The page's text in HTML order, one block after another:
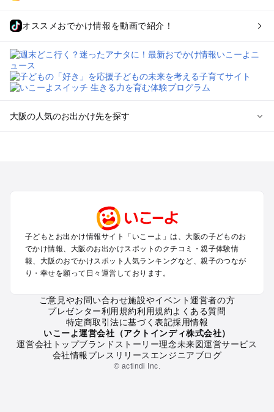
オススメおでかけ情報を動画で紹介！
大阪の人気のお出かけ先を探す
梅田・キタ・淀屋橋・本町・福島のプールお出かけ
東大阪・八尾・寝屋川・守口・門真のプールお出かけ
大阪ベイエリア（USJ・南港）のプールお出かけ
なんば・心斎橋・道頓堀・四ツ橋・ミナミのプールお出かけ
天王寺・阿倍野・上本町・長居のプールお出かけ
新大阪・江坂・十三のプールお出かけ
大阪の定番お出かけスポット
大阪の遊園地
大阪の動物園
子どもとお出かけ情報サイト「いこーよ」は、大阪の子どものお
でかけ情報、大阪のお出かけスポットのクチコミ・親子体験情
報、大阪のおでかけスポット人気ランキングなど、親子のつなが
り・幸せを願って日々運営しております。
ご意見やお問い合わせ施設やイベント運営者の方
プレゼンター利用規約利用規約よくある質問
特定商取引法に基づく表記採用情報
いこーよ運営会社（アクトインディ株式会社）
運営会社トップブランドストーリー理念未来図運営サービス
会社情報プレスリリース エンジニアブログ
© actindi Inc.